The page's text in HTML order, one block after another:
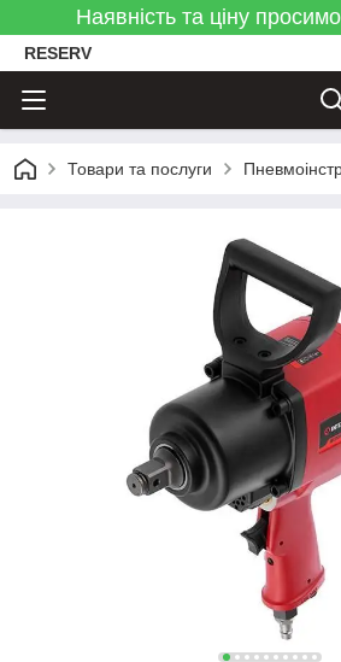
Наявність та ціну
RESERV
Товари та послуги